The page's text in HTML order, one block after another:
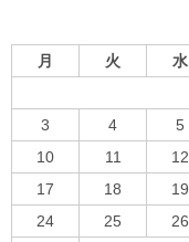
月 火 水
3
4 5
10
11 12
17
18 19
24
25 26